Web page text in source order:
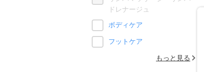
ドレナージュ
ボディケア
フットケア
もっと見る